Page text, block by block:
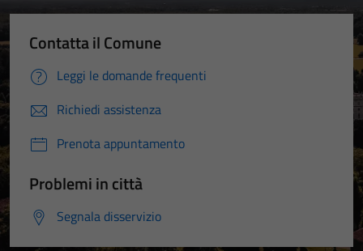
Contatta il Comune
Leggi le domande frequenti
Richiedi assistenza
Prenota appuntamento
Problemi in città
Segnala disservizio